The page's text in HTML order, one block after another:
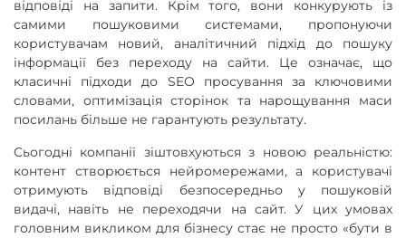
відповіді на запити. Крім того, вони конкурують із
самими пошуковими системами, пропонуючи
користувачам новий, аналітичний підхід до пошуку
інформації без переходу на сайти. Це означає, що
класичні підходи до SEO просування за ключовими
словами, оптимізація сторінок та нарощування маси
посилань більше не гарантують результату.
Сьогодні компанії зіштовхуються з новою реальністю:
контент створюється нейромережами, а користувачі
отримують відповіді безпосередньо у пошуковій
видачі, навіть не переходячи на сайт. У цих умовах
головним викликом для бізнесу стає не просто «бути в